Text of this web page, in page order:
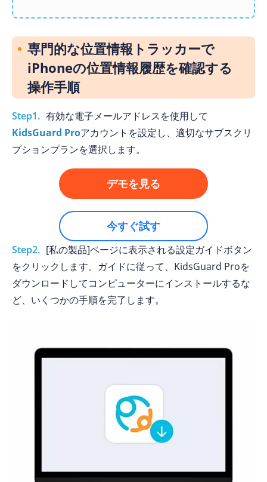
専門的な位置情報トラッカーで
iPhoneの位置情報履歴を確認する
操作手順
Step1. 有効な電子メールアドレスを使用して
KidsGuard Proアカウントを設定し、適切なサブスクリ
プションプランを選択します。
デモを見る
今すぐ試す
Step2. [私の製品]ページに表示される設定ガイドボタン
をクリックします。ガイドに従って、KidsGuard Proを
ダウンロードしてコンピューターにインストールするな
ど、いくつかの手順を完了します。